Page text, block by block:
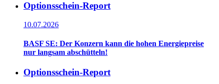
Optionsschein-Report
10.07.2026
BASF SE: Der Konzern kann die hohen Energiepreise
nur langsam abschütteln!
Optionsschein-Report